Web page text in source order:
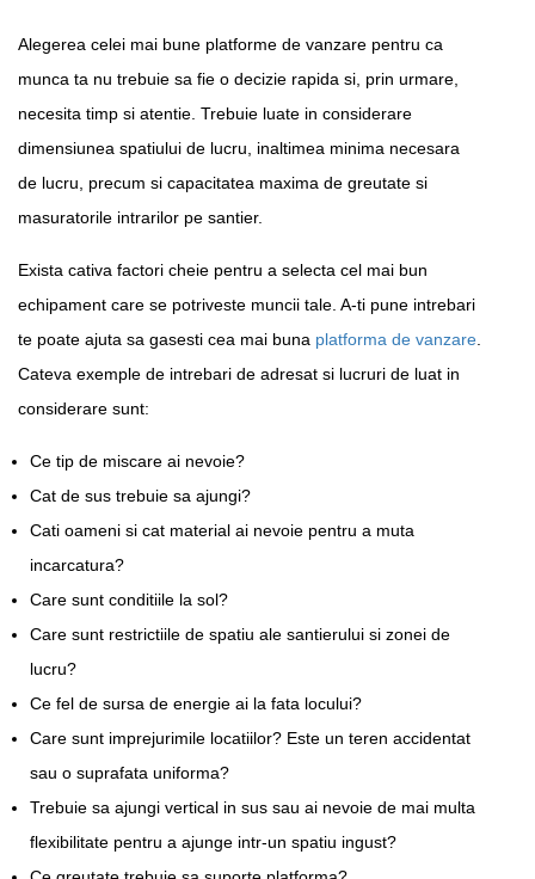
Alegerea celei mai bune platforme de vanzare pentru ca
munca ta nu trebuie sa fie o decizie rapida si, prin urmare,
necesita timp si atentie. Trebuie luate in considerare
dimensiunea spatiului de lucru, inaltimea minima necesara
de lucru, precum si capacitatea maxima de greutate si
masuratorile intrarilor pe santier.
Exista cativa factori cheie pentru a selecta cel mai bun
echipament care se potriveste muncii tale. A-ti pune intrebari
te poate ajuta sa gasesti cea mai buna platforma de vanzare
Cateva exemple de intrebari de adresat si lucruri de luat in
considerare sunt:
Ce tip de miscare ai nevoie?
Cat de sus trebuie sa ajungi?
Cati oameni si cat material ai nevoie pentru a muta
incarcatura?
Care sunt conditiile la sol?
Care sunt restrictiile de spatiu ale santierului si zonei de
lucru?
Ce fel de sursa de energie ai la fata locului?
Care sunt imprejurimile locatiilor? Este un teren accidentat
sau o suprafata uniforma?
Trebuie sa ajungi vertical in sus sau ai nevoie de mai multa
flexibilitate pentru a ajunge intr-un spatiu ingust?